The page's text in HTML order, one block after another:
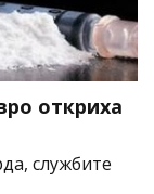
откриха
службите